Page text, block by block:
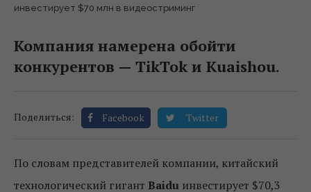
инвестирует $70 млн в видеостриминг
Компания намерена обойти
конкурентов — TikTok и Kuaishou.
Поделиться: Facebook Twitter
По словам представителей компании, китайский
технологический гигант Baidu инвестирует $70,3